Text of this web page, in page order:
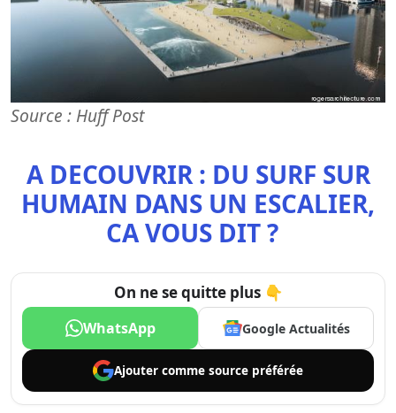
Source : Huff Post
A DECOUVRIR : DU SURF SUR
HUMAIN DANS UN ESCALIER,
CA VOUS DIT ?
On ne se quitte plus 👇
WhatsApp Google Actualités
Ajouter comme source préférée